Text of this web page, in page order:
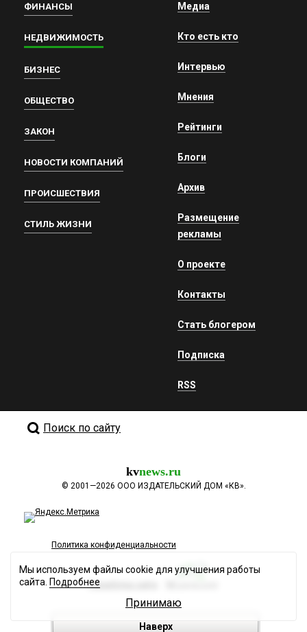
ФИНАНСЫ
НЕДВИЖИМОСТЬ
БИЗНЕС
ОБЩЕСТВО
ЗАКОН
НОВОСТИ КОМПАНИЙ
ПРОИСШЕСТВИЯ
СТИЛЬ ЖИЗНИ
Медиа
Кто есть кто
Интервью
Мнения
Рейтинги
Блоги
Архив
Размещение
рекламы
О проекте
Контакты
Стать блогером
Подписка
RSS
Поиск по сайту
kvnews.ru
© 2001—2026 ООО ИЗДАТЕЛЬСКИЙ ДОМ «КВ».
Политика конфиденциальности
Разработка сайта
Наверх
Мы используем файлы cookie для улучшения работы
сайта. Подробнее
Принимаю